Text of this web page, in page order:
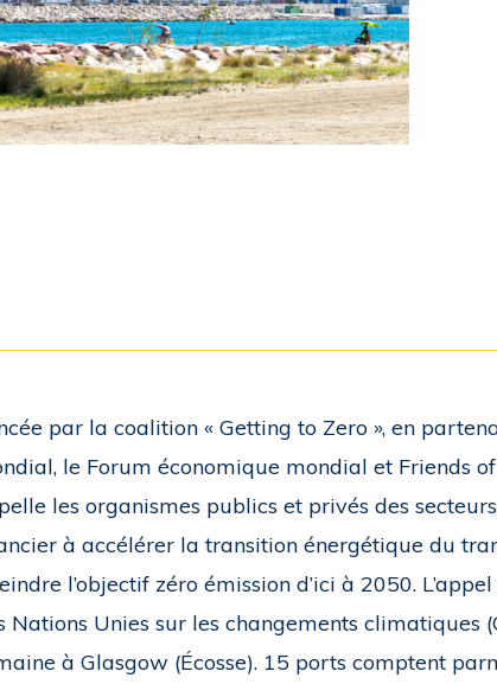
par la coalition « Getting to Zero », en
le Forum économique mondial et Friends
les organismes publics et privés des
à accélérer la transition énergétique du
l’objectif zéro émission d’ici à 2050.
Nations Unies sur les changements climatiques
à Glasgow (Écosse). 15 ports comptent